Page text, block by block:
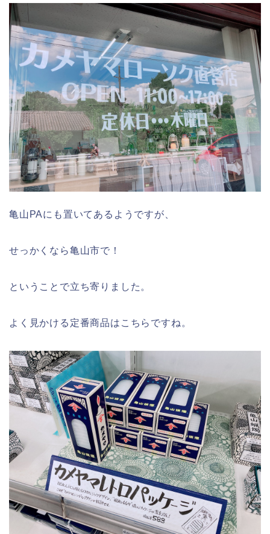
亀山PAにも置いてあるようですが、
せっかくなら亀山市で！
ということで立ち寄りました。
よく見かける定番商品はこちらですね。